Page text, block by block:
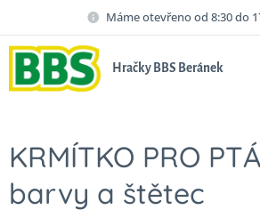
Máme otevřeno od 8:30 do
Hračky BBS Beránek
KRMÍTKO PRO
barvy a štětec